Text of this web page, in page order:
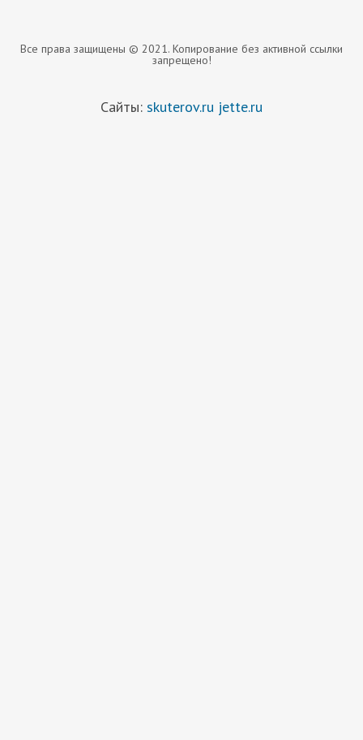
Все права защищены © 2021. Копирование без активной ссылки
запрещено!
Сайты: skuterov.ru jette.ru